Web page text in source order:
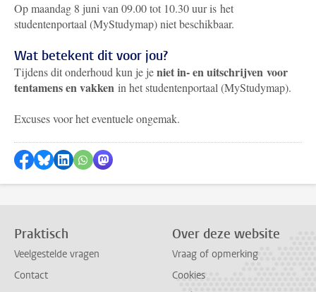
Op maandag 8 juni van 09.00 tot 10.30 uur is het
studentenportaal (MyStudymap) niet beschikbaar.
Wat betekent dit voor jou?
Tijdens dit onderhoud kun je jeniet in- en uitschrijven voor
tentamens en vakken in het studentenportaal (MyStudymap).
Excuses voor het eventuele ongemak.
Delen op Facebook
Delen via Bluesky
Delen op LinkedIn
Delen via WhatsApp
Delen via Mastodon
Praktisch
Veelgestelde vragen
Contact
Over deze website
Vraag of opmerking
Cookies